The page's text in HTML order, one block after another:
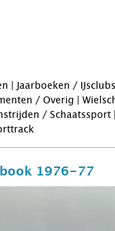
| Jaarboeken /
/ Overig |
/ Schaatssport
1976-77